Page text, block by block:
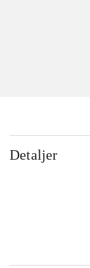
Detaljer